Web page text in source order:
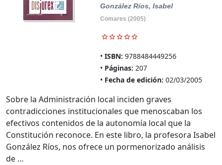
González Ríos, Isabel
Comares (2005)
ISBN: 9788484449256
Páginas: 207
Fecha de edición: 02/03/2005
Sobre la Administración local inciden graves
contradicciones institucionales que menoscaban los
efectivos contenidos de la autonomía local que la
Constitución reconoce. En este libro, la profesora Isabel
González Ríos, nos ofrece un pormenorizado análisis
de …